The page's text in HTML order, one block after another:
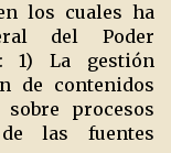
los cuales ha
del Poder
1) La gestión
de contenidos
procesos
las fuentes